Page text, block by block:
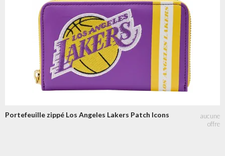
Portefeuille zippé Los Angeles Lakers Patch Icons